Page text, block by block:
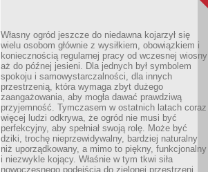
Własny ogród jeszcze do niedawna kojarzył się
wielu osobom głównie z wysiłkiem, obowiązkiem i
koniecznością regularnej pracy od wczesnej wiosny
aż do późnej jesieni. Dla jednych był symbolem
spokoju i samowystarczalności, dla innych
przestrzenią, która wymaga zbyt dużego
zaangażowania, aby mogła dawać prawdziwą
przyjemność. Tymczasem w ostatnich latach coraz
więcej ludzi odkrywa, że ogród nie musi być
perfekcyjny, aby spełniał swoją rolę. Może być
dziki, trochę nieprzewidywalny, bardziej naturalny
niż uporządkowany, a mimo to piękny, funkcjonalny
i niezwykle kojący. Właśnie w tym tkwi siła
nowoczesnego podejścia do zielonej przestrzeni